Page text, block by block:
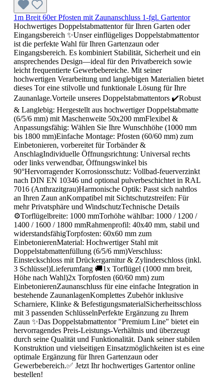
1m Breit 60er Pfosten mit Zaunanschluss 1-fgl. Gartentor
Hochwertiges Doppelstabmattentor für Ihren Garten oder
Eingangsbereich ✨Unser einflügeliges Doppelstabmattentor
ist die perfekte Wahl für Ihren Gartenzaun oder
Eingangsbereich. Es kombiniert Stabilität, Sicherheit und ein
ansprechendes Design—ideal für den Privatbereich sowie
leicht frequentierte Gewerbebereiche. Mit seiner
hochwertigen Verarbeitung und langlebigen Materialien bietet
dieses Tor eine stilvolle und funktionale Lösung für Ihre
Zaunanlage.Vorteile unseres Doppelstabmattentors ✔️Robust
& Langlebig: Hergestellt aus hochwertiger Doppelstabmatte
(6/5/6 mm) mit Maschenweite 50x200 mmFlexibel &
Anpassungsfähig: Wählen Sie Ihre Wunschhöhe (1000 mm
bis 1800 mm)Einfache Montage: Pfosten (60/60 mm) zum
Einbetonieren, vorbereitet für Torbänder &
AnschlagIndividuelle Öffnungsrichtung: Universal rechts
oder links verwendbar, Öffnungswinkel bis
90°Hervorragender Korrosionsschutz: Vollbad-feuerverzinkt
nach DIN EN 10346 und optional pulverbeschichtet in RAL
7016 (Anthrazitgrau)Harmonische Optik: Passt sich nahtlos
an Ihren Zaun anKompatibel mit Sichtschutzstreifen: Für
mehr Privatsphäre und WindschutzTechnische Details
⚙️Torflügelbreite: 1000 mmTorhöhe wählbar: 1000 / 1200 /
1400 / 1600 / 1800 mmRahmenprofil: 40x40 mm, stabil und
widerstandsfähigTorpfosten: 60x60 mm zum
EinbetonierenMaterial: Hochwertiger Stahl mit
Doppelstabmattenfüllung (6/5/6 mm)Verschluss:
Einsteckschloss mit Drückergarnitur & Zylinderschloss (inkl.
3 Schlüssel)Lieferumfang 🚚1x Torflügel (1000 mm breit,
Höhe nach Wahl)2x Torpfosten (60/60 mm) zum
EinbetonierenZaunanschluss für eine einfache Integration in
bestehende ZaunanlagenKomplettes Zubehör inklusive
Scharniere, Klinke & BefestigungsmaterialSicherheitsschloss
mit 3 passenden SchlüsselnPerfekte Ergänzung zu Ihrem
Zaun ✨Das Doppelstabmattentor "Premium Line" bietet ein
hervorragendes Preis-Leistungs-Verhältnis und überzeugt
durch seine Qualität und Funktionalität. Dank seiner stabilen
Konstruktion und vielseitigen Einsatzmöglichkeiten ist es eine
optimale Ergänzung für Ihren Gartenzaun oder
Gewerbebereich.✅ Jetzt Ihr hochwertiges Gartentor online
bestellen!